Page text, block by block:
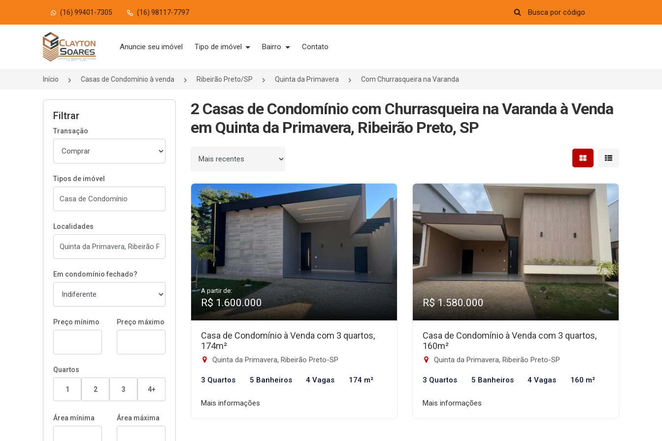
(16) 99401-7305 (16) 98117-7797
Página inicial
Anuncie seu imóvel Tipo de imóvel Bairro Contato
Início Casas de Condomínio à venda Ribeirão Preto/SP Quinta da Primavera Com Churrasqueira na Varanda
Filtrar
Transação
Tipos de imóvel
Localidades
Em condomínio fechado?
Preço mínimo Preço máximo
Quartos
1 2 3 4+
Área mínima Área máxima
2 Casas de Condomínio com Churrasqueira na Varanda à Venda
em Quinta da Primavera, Ribeirão Preto, SP
Ordenar por Mostrar resultados em
Mostrar
A partir de:
R$ 1.600.000
Casa de Condomínio à Venda com 3 quartos,
174m²
Quinta da Primavera, Ribeirão Preto-SP
3 Quartos 5 Banheiros 4 Vagas 174 m²
Mais informações
R$ 1.580.000
Casa de Condomínio à Venda com 3 quartos,
160m²
Quinta da Primavera, Ribeirão Preto-SP
3 Quartos 5 Banheiros 4 Vagas 160 m²
Mais informações